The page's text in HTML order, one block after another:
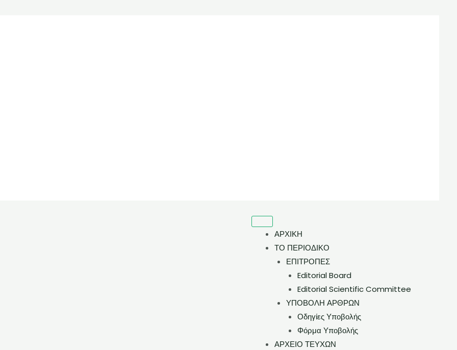
ΑΡΧΙΚΗ
ΤΟ ΠΕΡΙΟΔΙΚΟ
ΕΠΙΤΡΟΠΕΣ
Editorial Board
Editorial Scientific Committee
ΥΠΟΒΟΛΗ ΑΡΘΡΩΝ
Οδηγίες Υποβολής
Φόρμα Υποβολής
ΑΡΧΕΙΟ ΤΕΥΧΩΝ